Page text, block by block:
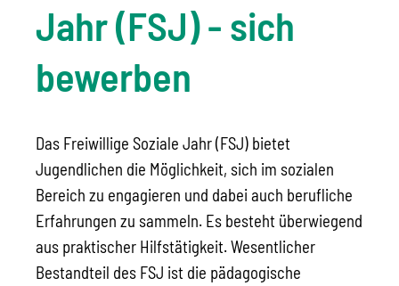
Jahr (FSJ) - sich
bewerben
Das Freiwillige Soziale Jahr (FSJ) bietet
Jugendlichen die Möglichkeit, sich im sozialen
Bereich zu engagieren und dabei auch berufliche
Erfahrungen zu sammeln. Es besteht überwiegend
aus praktischer Hilfstätigkeit. Wesentlicher
Bestandteil des FSJ ist die pädagogische